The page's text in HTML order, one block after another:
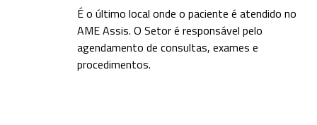
É o último local onde o paciente é atendido no
AME Assis. O Setor é responsável pelo
agendamento de consultas, exames e
procedimentos.